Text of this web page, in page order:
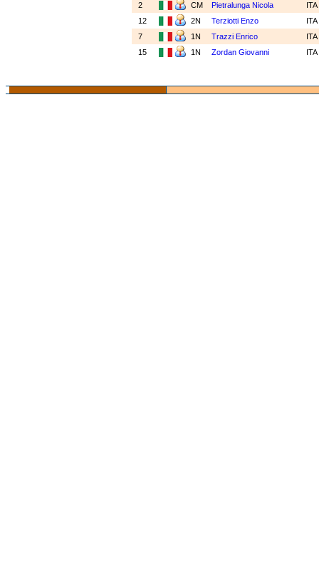
2
CM Pietralunga Nicola
ITA
12
2N Terziotti Enzo
ITA
7
1N Trazzi Enrico
ITA
15
1N Zordan Giovanni ITA